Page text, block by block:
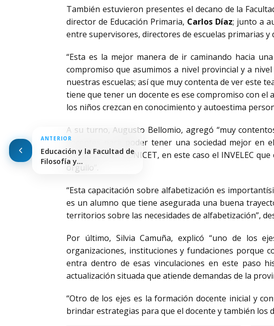
También estuvieron presentes el decano de la
director de Educación Primaria, Carlos Díaz; junto a
entre supervisores, directores de escuelas primarias y
“Esta es la mejor manera de ir caminando hacia
compromiso que asumimos a nivel provincial y a
nuestras escuelas; así que muy contenta de ver este
tiene que tener un docente es ese compromiso con
los niños crezcan en conocimiento y autoestima
A su turno, Augusto Bellomio, agregó “muy
docentes para poder tener una sociedad mejor en
ejecutoras del CONICET, en este caso el INVELEC
orgullo”.
“Esta capacitación sobre alfabetización es
es un alumno que tiene asegurada una buena
territorios sobre las necesidades de alfabetización”,
Por último, Silvia Camuña, explicó “uno de los
organizaciones, instituciones y fundaciones porque
entra dentro de esas vinculaciones en este paso
actualización situada que atiende demandas de la
“Otro de los ejes es la formación docente inicial y
brindar estrategias para que el docente y también los
ANTERIOR
Educación y la Facultad de
Filosofía y…